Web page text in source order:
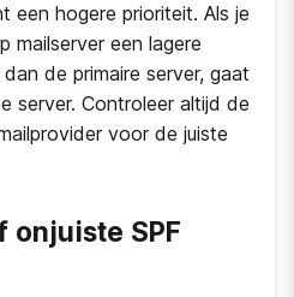
een hogere prioriteit. Als je
mailserver een lagere
de primaire server, gaat
server. Controleer altijd de
voor de juiste
onjuiste SPF